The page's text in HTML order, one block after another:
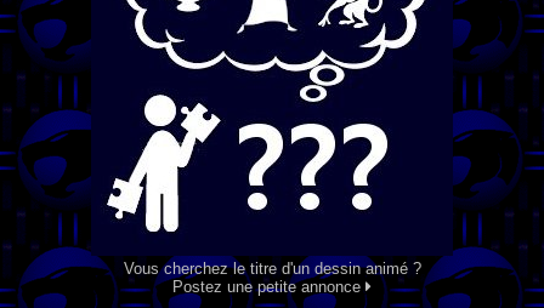
Vous cherchez le titre d'un dessin animé ?
Postez une petite annonce